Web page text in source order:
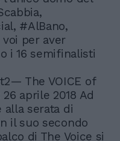
#AlBano,
voi per aver
i 16 semifinalisti
The VOICE of
26 aprile 2018 Ad
alla serata di
il suo secondo
di The Voice si